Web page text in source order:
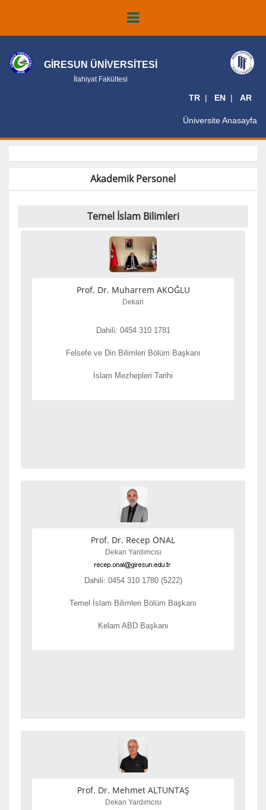
GİRESUN ÜNİVERSİTESİ
İlahiyat Fakültesi
TR EN AR
Üniversite Anasayfa
Akademik Personel
Temel İslam Bilimleri
Prof. Dr. Muharrem AKOĞLU
Dekan
Dahili: 0454 310 1781
Felsefe ve Din Bilimleri Bölüm Başkanı
İslam Mezhepleri Tarihi
Prof. Dr. Recep ÖNAL
Dekan Yardımcısı
Dahili: 0454 310 1780 (5222)
Temel İslam Bilimleri Bölüm Başkanı
Kelam ABD Başkanı
Prof. Dr. Mehmet ALTUNTAŞ
Dekan Yardımcısı